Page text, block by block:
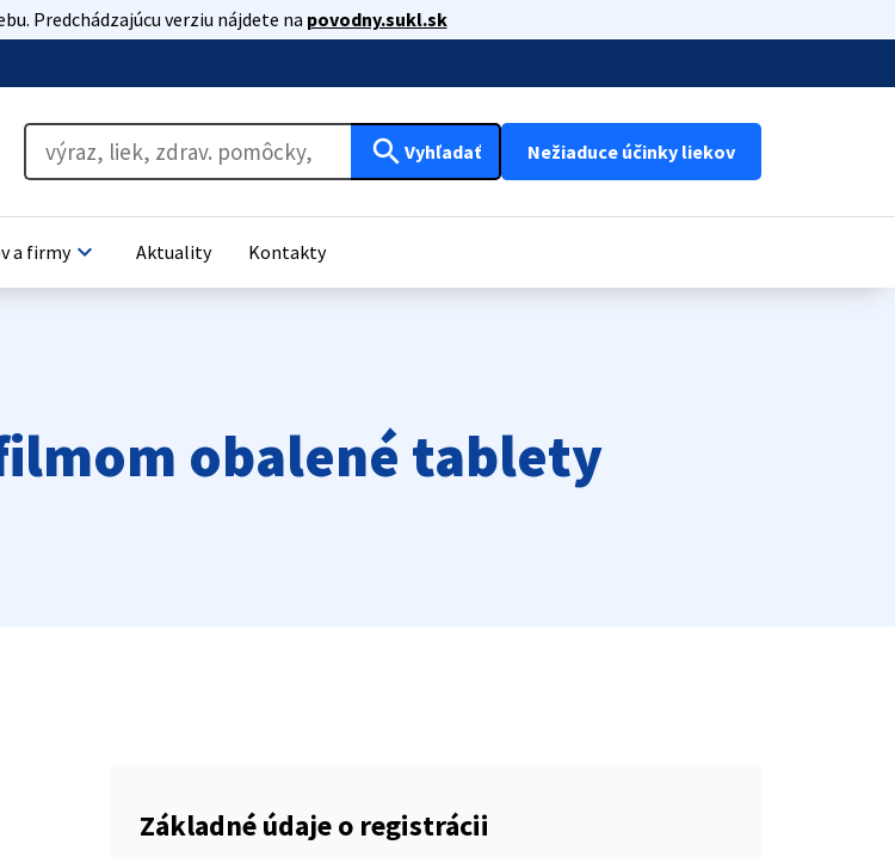
Predchádzajúcu verziu nájdete na povodny.sukl.sk
search Vyhľadať Nežiaduce účinky liekov
a firmykeyboard_arrow_down Aktuality Kontakty
obalené tablety
Základné údaje o registrácii